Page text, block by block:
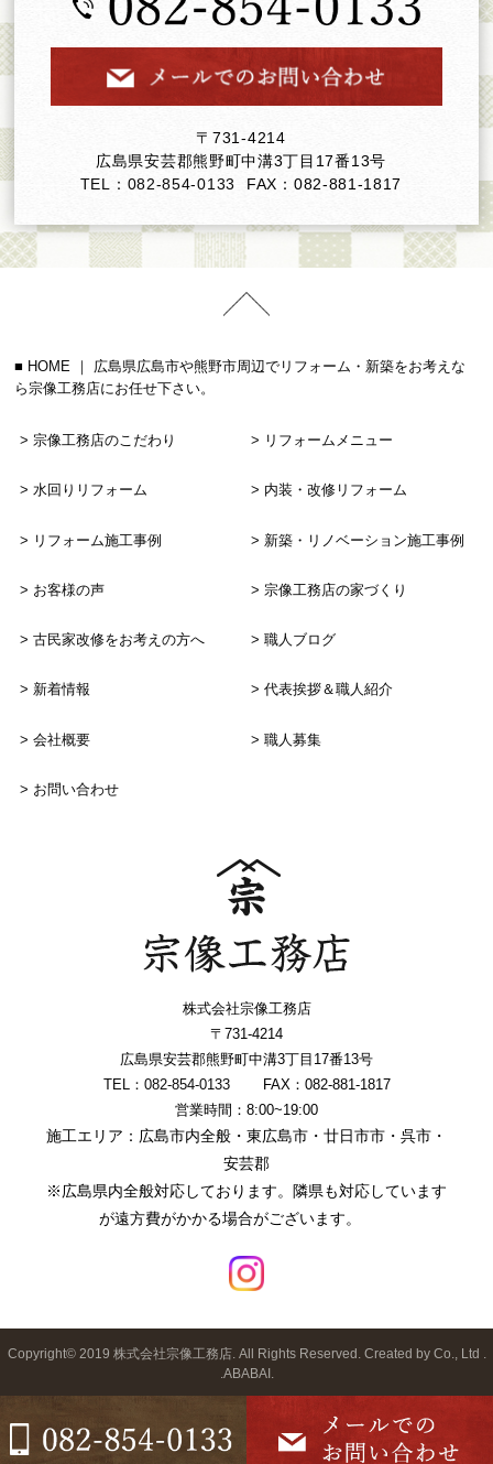
〒731-4214
広島県安芸郡熊野町中溝3丁目17番13号
TEL：082-854-0133
FAX：082-881-1817
HOME ｜ 広島県広島市や熊野市周辺でリフォーム・新築をお考えな
ら宗像工務店にお任せ下さい。
宗像工務店のこだわり リフォームメニュー
水回りリフォーム 内装・改修リフォーム
リフォーム施工事例 新築・リノベーション施工事例
お客様の声 宗像工務店の家づくり
古民家改修をお考えの方へ 職人ブログ
新着情報 代表挨拶＆職人紹介
会社概要 職人募集
お問い合わせ
株式会社宗像工務店
〒731-4214
広島県安芸郡熊野町中溝3丁目17番13号
TEL：082-854-0133
FAX：082-881-1817
営業時間：8:00~19:00
施工エリア：広島市内全般・東広島市・廿日市市・呉市・
安芸郡
※広島県内全般対応しております。隣県も対応しています
が遠方費がかかる場合がございます。
Copyright© 2019 株式会社宗像工務店. All Rights Reserved. Created by Co., Ltd .
ABABAI.